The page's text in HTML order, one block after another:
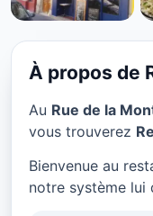
CUISINE
Paris
À propos de
Au Rue de la
vous trouverez
Bienvenue au
notre système lui